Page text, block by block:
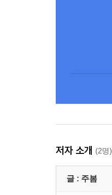
저자 소개 (2명)
글 : 주봄